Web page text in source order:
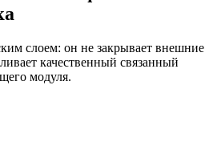
слоем: он не закрывает внешние
качественный связанный
модуля.